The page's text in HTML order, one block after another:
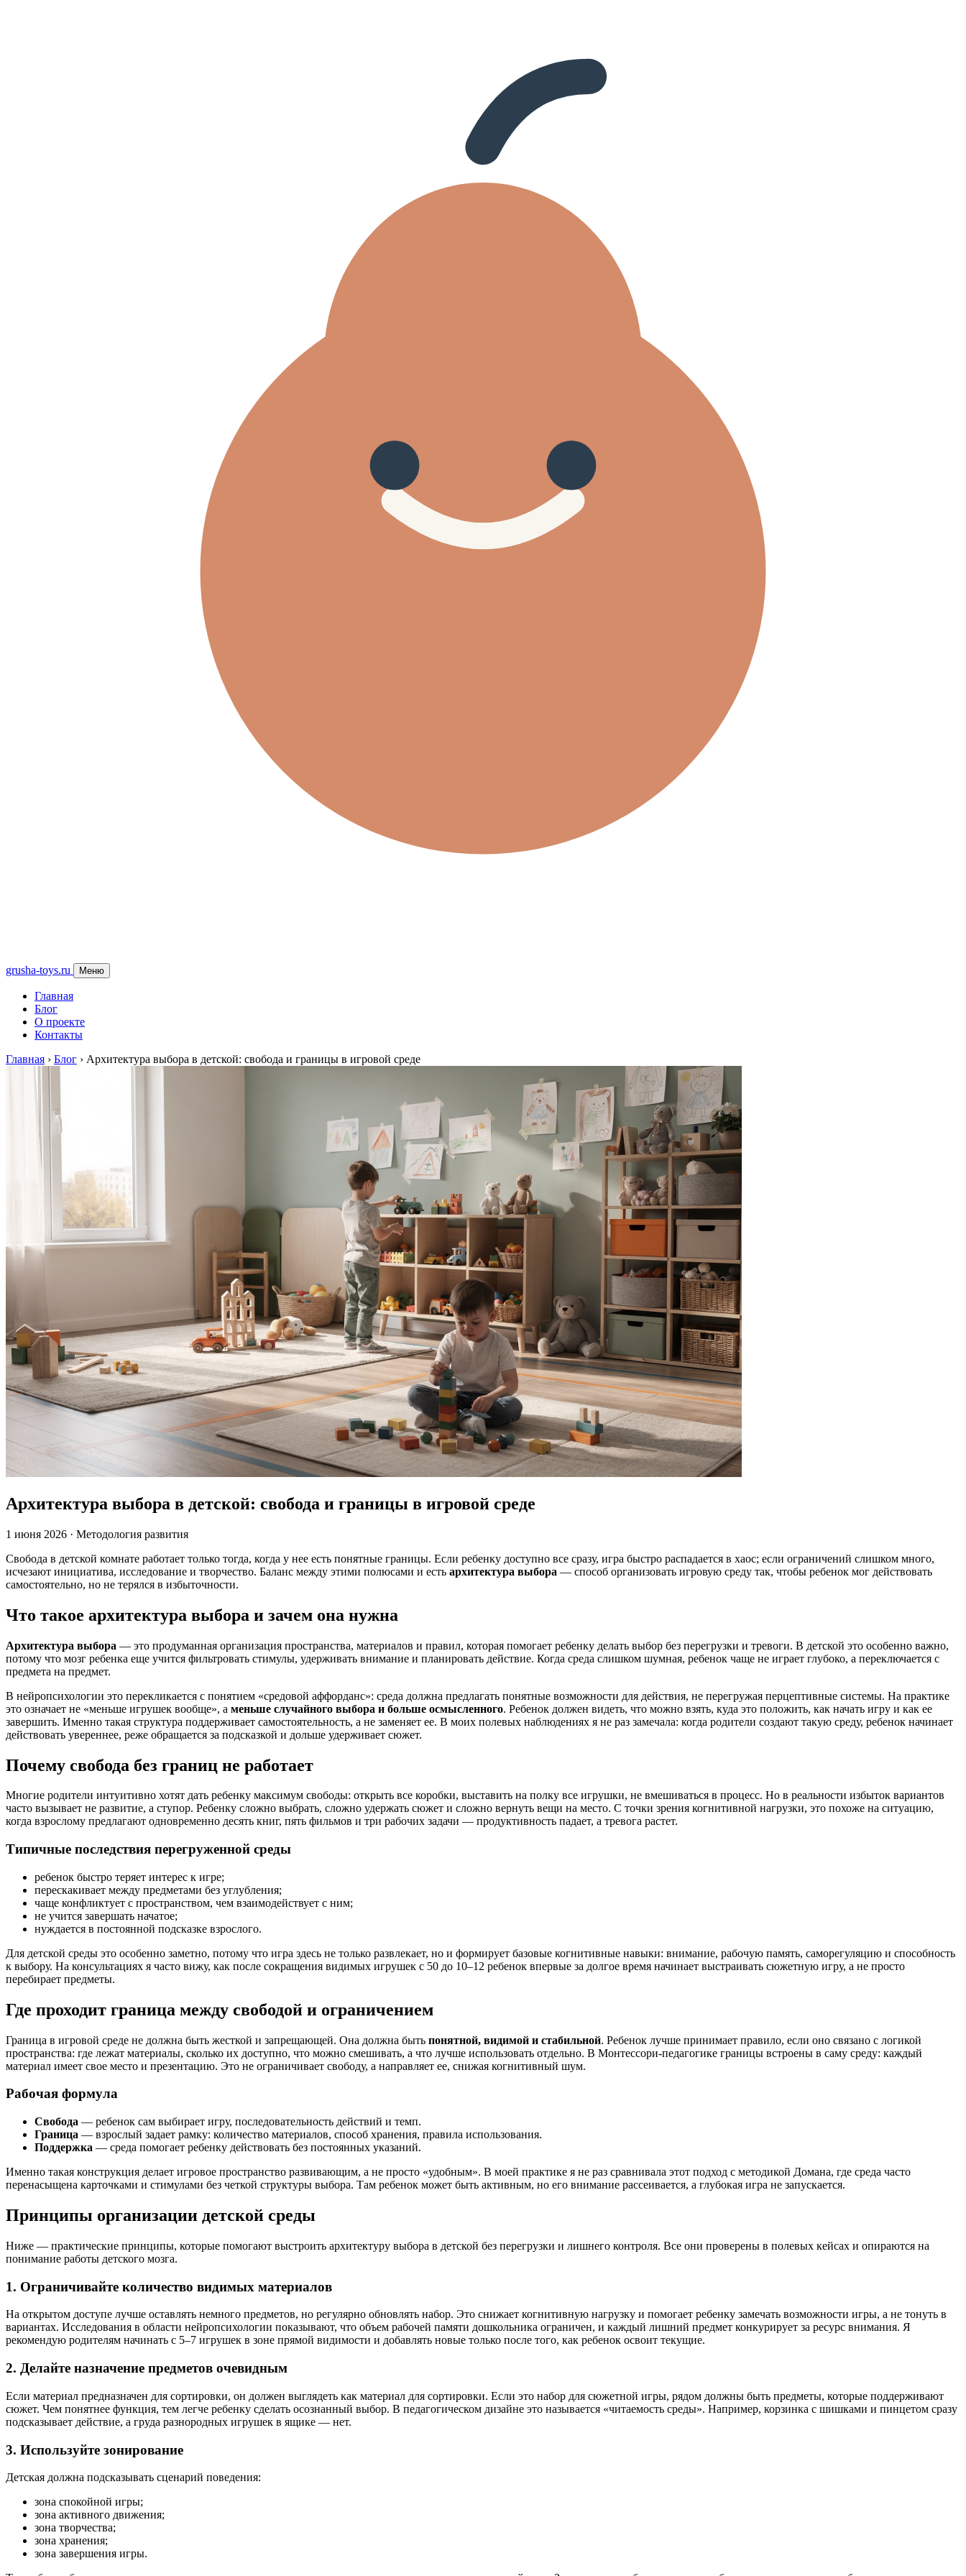
grusha-toys.ru Меню
Главная
Блог
О проекте
Контакты
Главная › Блог › Архитектура выбора в детской: свобода и границы в игровой среде
Архитектура выбора в детской: свобода и границы в игровой среде
1 июня 2026 · Методология развития
Свобода в детской комнате работает только тогда, когда у нее есть понятные границы. Если ребенку доступно все сразу, игра быстро распадается в хаос; если ограничений слишком много,
исчезают инициатива, исследование и творчество. Баланс между этими полюсами и есть архитектура выбора — способ организовать игровую среду так, чтобы ребенок мог действовать
самостоятельно, но не терялся в избыточности.
Что такое архитектура выбора и зачем она нужна
Архитектура выбора — это продуманная организация пространства, материалов и правил, которая помогает ребенку делать выбор без перегрузки и тревоги. В детской это особенно важно,
потому что мозг ребенка еще учится фильтровать стимулы, удерживать внимание и планировать действие. Когда среда слишком шумная, ребенок чаще не играет глубоко, а переключается с
предмета на предмет.
В нейропсихологии это перекликается с понятием «средовой аффорданс»: среда должна предлагать понятные возможности для действия, не перегружая перцептивные системы. На практике
это означает не «меньше игрушек вообще», а меньше случайного выбора и больше осмысленного. Ребенок должен видеть, что можно взять, куда это положить, как начать игру и как ее
завершить. Именно такая структура поддерживает самостоятельность, а не заменяет ее. В моих полевых наблюдениях я не раз замечала: когда родители создают такую среду, ребенок начинает
действовать увереннее, реже обращается за подсказкой и дольше удерживает сюжет.
Почему свобода без границ не работает
Многие родители интуитивно хотят дать ребенку максимум свободы: открыть все коробки, выставить на полку все игрушки, не вмешиваться в процесс. Но в реальности избыток вариантов
часто вызывает не развитие, а ступор. Ребенку сложно выбрать, сложно удержать сюжет и сложно вернуть вещи на место. С точки зрения когнитивной нагрузки, это похоже на ситуацию,
когда взрослому предлагают одновременно десять книг, пять фильмов и три рабочих задачи — продуктивность падает, а тревога растет.
Типичные последствия перегруженной среды
ребенок быстро теряет интерес к игре;
перескакивает между предметами без углубления;
чаще конфликтует с пространством, чем взаимодействует с ним;
не учится завершать начатое;
нуждается в постоянной подсказке взрослого.
Для детской среды это особенно заметно, потому что игра здесь не только развлекает, но и формирует базовые когнитивные навыки: внимание, рабочую память, саморегуляцию и способность
к выбору. На консультациях я часто вижу, как после сокращения видимых игрушек с 50 до 10–12 ребенок впервые за долгое время начинает выстраивать сюжетную игру, а не просто
перебирает предметы.
Где проходит граница между свободой и ограничением
Граница в игровой среде не должна быть жесткой и запрещающей. Она должна быть понятной, видимой и стабильной. Ребенок лучше принимает правило, если оно связано с логикой
пространства: где лежат материалы, сколько их доступно, что можно смешивать, а что лучше использовать отдельно. В Монтессори-педагогике границы встроены в саму среду: каждый
материал имеет свое место и презентацию. Это не ограничивает свободу, а направляет ее, снижая когнитивный шум.
Рабочая формула
Свобода — ребенок сам выбирает игру, последовательность действий и темп.
Граница — взрослый задает рамку: количество материалов, способ хранения, правила использования.
Поддержка — среда помогает ребенку действовать без постоянных указаний.
Именно такая конструкция делает игровое пространство развивающим, а не просто «удобным». В моей практике я не раз сравнивала этот подход с методикой Домана, где среда часто
перенасыщена карточками и стимулами без четкой структуры выбора. Там ребенок может быть активным, но его внимание рассеивается, а глубокая игра не запускается.
Принципы организации детской среды
Ниже — практические принципы, которые помогают выстроить архитектуру выбора в детской без перегрузки и лишнего контроля. Все они проверены в полевых кейсах и опираются на
понимание работы детского мозга.
1. Ограничивайте количество видимых материалов
На открытом доступе лучше оставлять немного предметов, но регулярно обновлять набор. Это снижает когнитивную нагрузку и помогает ребенку замечать возможности игры, а не тонуть в
вариантах. Исследования в области нейропсихологии показывают, что объем рабочей памяти дошкольника ограничен, и каждый лишний предмет конкурирует за ресурс внимания. Я
рекомендую родителям начинать с 5–7 игрушек в зоне прямой видимости и добавлять новые только после того, как ребенок освоит текущие.
2. Делайте назначение предметов очевидным
Если материал предназначен для сортировки, он должен выглядеть как материал для сортировки. Если это набор для сюжетной игры, рядом должны быть предметы, которые поддерживают
сюжет. Чем понятнее функция, тем легче ребенку сделать осознанный выбор. В педагогическом дизайне это называется «читаемость среды». Например, корзинка с шишками и пинцетом сразу
подсказывает действие, а груда разнородных игрушек в ящике — нет.
3. Используйте зонирование
Детская должна подсказывать сценарий поведения:
зона спокойной игры;
зона активного движения;
зона творчества;
зона хранения;
зона завершения игры.